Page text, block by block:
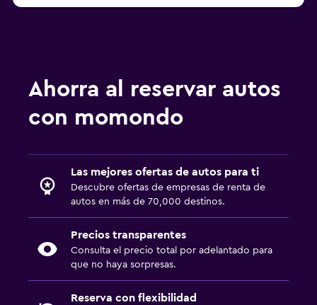
Ahorra al reservar autos
con momondo
Las mejores ofertas de autos para ti
Descubre ofertas de empresas de renta de
autos en más de 70,000 destinos.
Precios transparentes
Consulta el precio total por adelantado para
que no haya sorpresas.
Reserva con flexibilidad